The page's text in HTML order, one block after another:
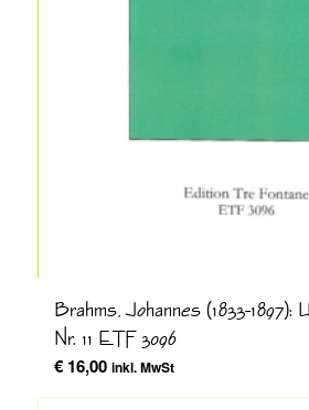
Brahms, Johannes (1833-1897):
Nr. 11 ETF 3096
€16,00 inkl. MwSt